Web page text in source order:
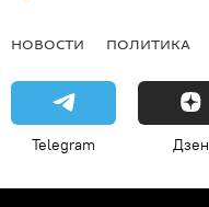
НОВОСТИ ПОЛИТИКА
Telegram Дзен